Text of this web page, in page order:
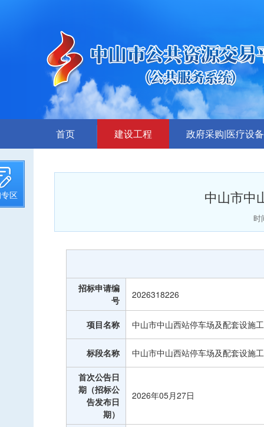
区
首页 建设工程
招标文件提前公示
评标结果公示
项目公告
招投标公开信息
政府采购|医疗设备
答疑、更正公告
中标公告
采购需求公示
中山市中
时
招标申请编
号
2026318226
项目名称 中山市中山西站停车场及配套设施
标段名称 中山市中山西站停车场及配套设施
首次公告日
期（招标公
告发布日
期）
2026年05月27日